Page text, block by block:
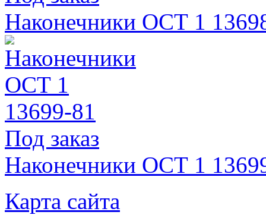
Наконечники ОСТ 1
Под заказ
Наконечники ОСТ 1
Карта сайта